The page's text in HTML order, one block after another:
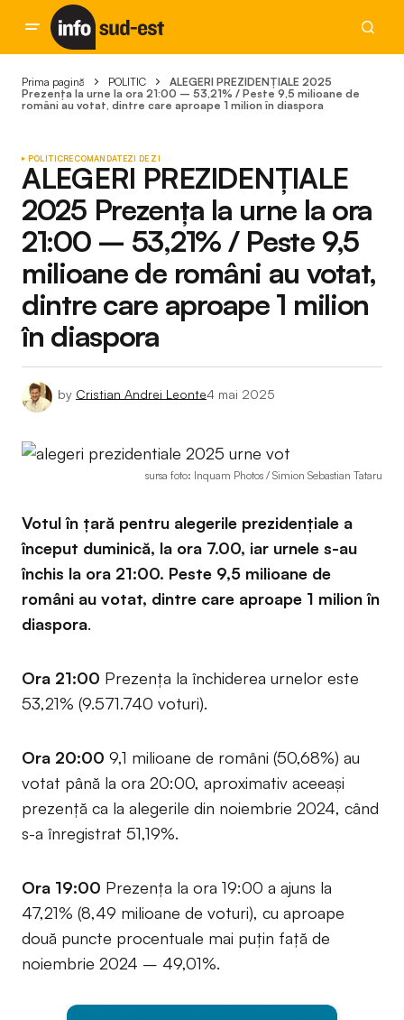
Prima pagină POLITIC
ALEGERI PREZIDENȚIALE 2025
Prezența la urne la ora 21:00 – 53,21% / Peste 9,5 milioane de
români au votat, dintre care aproape 1 milion în diaspora
POLITICRECOMANDATEZI DE ZI
ALEGERI PREZIDENȚIALE
2025 Prezența la urne la ora
21:00 – 53,21% / Peste 9,5
milioane de români au votat,
dintre care aproape 1 milion
în diaspora
by Cristian Andrei Leonte4 mai 2025
sursa foto: Inquam Photos / Simion Sebastian Tataru
Votul în ţară pentru alegerile prezidenţiale a
început duminică, la ora 7.00, iar urnele s-au
închis la ora 21:00. Peste 9,5 milioane de
români au votat, dintre care aproape 1 milion în
diaspora.
Ora 21:00 Prezența la închiderea urnelor este
53,21% (9.571.740 voturi).
Ora 20:00 9,1 milioane de români (50,68%) au
votat până la ora 20:00, aproximativ aceeași
prezență ca la alegerile din noiembrie 2024, când
s-a înregistrat 51,19%.
Ora 19:00 Prezența la ora 19:00 a ajuns la
47,21% (8,49 milioane de voturi), cu aproape
două puncte procentuale mai puțin față de
noiembrie 2024 – 49,01%.